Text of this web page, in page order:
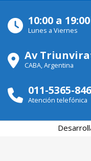
10:00 a
Lunes a Viernes
Av
CABA, Argentina
011-5365-
Atención telefónica